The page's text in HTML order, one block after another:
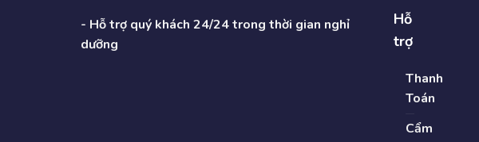
- Hỗ trợ quý khách 24/24 trong thời gian nghỉ
dưỡng
Hỗ
trợ
Thanh
Toán
Cẩm